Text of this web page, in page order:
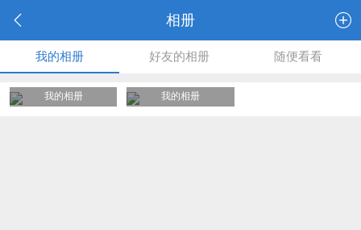
相册
我的相册 好友的相册 随便看看
我的相册 我的相册